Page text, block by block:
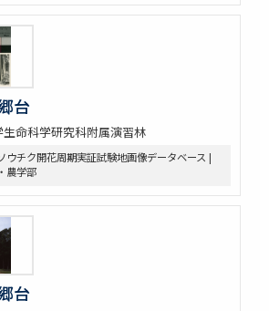
台
命科学研究科附属演習林
ウチク開花周期実証試験地画像データベース |
農学部
台